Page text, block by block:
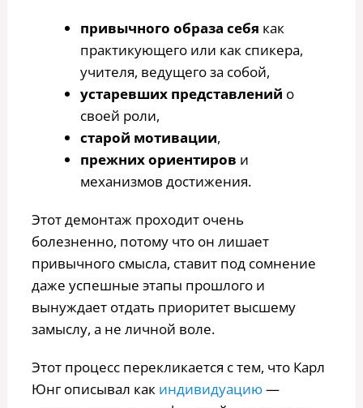
привычного образа себя как
практикующего или как спикера,
учителя, ведущего за собой,
устаревших представлений о
своей роли,
старой мотивации,
прежних ориентиров и
механизмов достижения.
Этот демонтаж проходит очень
болезненно, потому что он лишает
привычного смысла, ставит под сомнение
даже успешные этапы прошлого и
вынуждает отдать приоритет высшему
замыслу, а не личной воле.
Этот процесс перекликается с тем, что Карл
Юнг описывал как индивидуацию—